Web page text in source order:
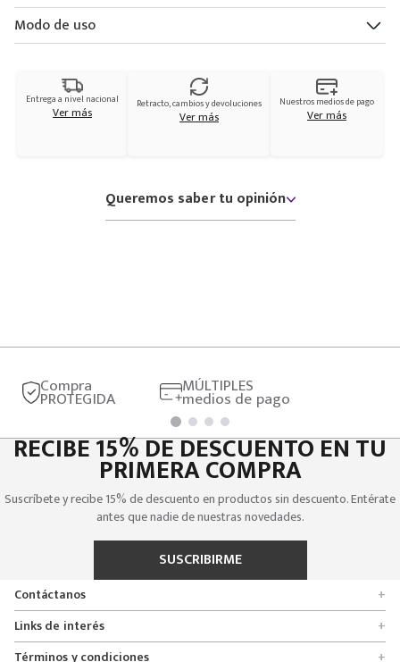
Modo de uso
Entrega a nivel nacional
Ver más Retracto, cambios y devoluciones
Ver más
Nuestros medios de pago
Ver más
Queremos saber tu opinión
Compra
PROTEGIDA
MÚLTIPLES
medios de pago
RECIBE 15% DE DESCUENTO EN TU
PRIMERA COMPRA
Suscríbete y recibe 15% de descuento en productos sin descuento. Entérate
antes que nadie de nuestras novedades.
SUSCRIBIRME
Contáctanos
+
Encuentra tu tienda
Formulario de solicitudes
Links de interés +
Quienes somos
Términos y condiciones +